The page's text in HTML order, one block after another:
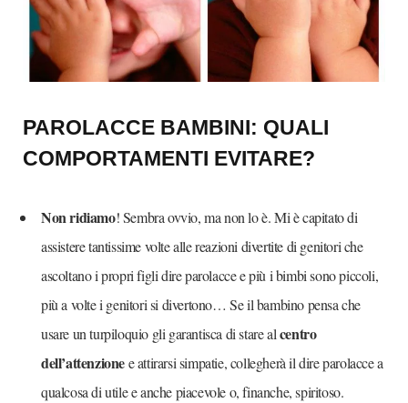
PAROLACCE BAMBINI: QUALI
COMPORTAMENTI EVITARE?
Non ridiamo! Sembra ovvio, ma non lo è. Mi è capitato di
assistere tantissime volte alle reazioni divertite di genitori che
ascoltano i propri figli dire parolacce e più i bimbi sono piccoli,
più a volte i genitori si divertono… Se il bambino pensa che
usare un turpiloquio gli garantisca di stare alcentro
dell’attenzionee attirarsi simpatie, collegherà il dire parolacce a
qualcosa di utile e anche piacevole o, finanche, spiritoso.